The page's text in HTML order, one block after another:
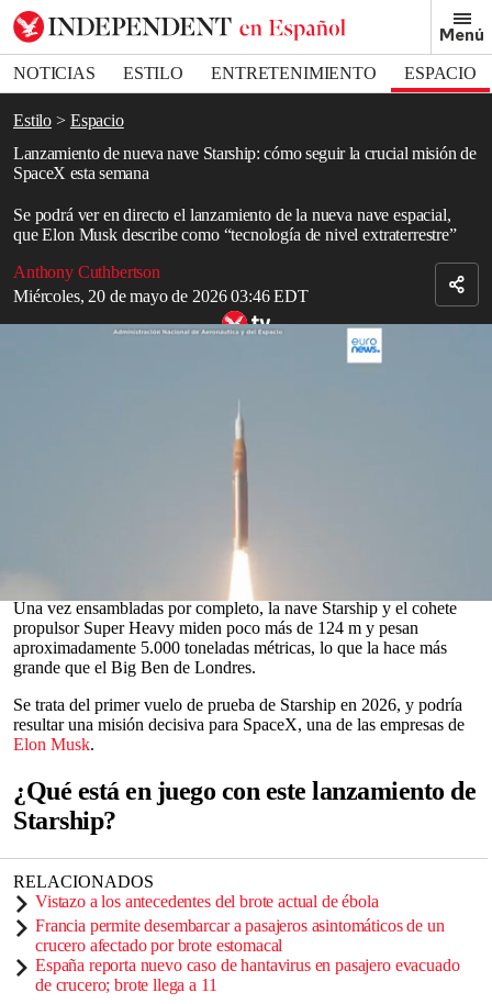
Menú
NOTICIAS ESTILO ENTRETENIMIENTO
ESPACIO
DEPORTES
Estilo
Espacio
Lanzamiento de nueva nave Starship: cómo seguir la crucial misión de
SpaceX esta semana
Se podrá ver en directo el lanzamiento de la nueva nave espacial,
que Elon Musk describe como “tecnología de nivel extraterrestre”
Anthony Cuthbertson
Miércoles, 20 de mayo de 2026 03:46 EDT
Bookmark popover
Removed from bookmarks
Close popover
seconds
seconds
"Majestuoso": La tripulación de Artemis II relata su histórico viaje
se prepara para lanzar esta semana el nuevo modelo de su
, tan solo dos años antes de la misión prevista para
que supera a su predecesora para convertirse en el cohete más
grande y potente jamás construido.
Una vez ensambladas por completo, la nave Starship y el cohete
propulsor Super Heavy miden poco más de 124 m y pesan
aproximadamente 5.000 toneladas métricas, lo que la hace más
grande que el Big Ben de Londres.
Se trata del primer vuelo de prueba de Starship en 2026, y podría
resultar una misión decisiva para SpaceX, una de las empresas de
Elon Musk.
¿Qué está en juego con este lanzamiento de
Starship?
RELACIONADOS
Vistazo a los antecedentes del brote actual de ébola
Francia permite desembarcar a pasajeros asintomáticos de un
crucero afectado por brote estomacal
España reporta nuevo caso de hantavirus en pasajero evacuado
de crucero; brote llega a 11